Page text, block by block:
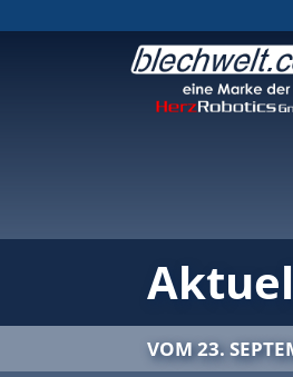
VOM 23.